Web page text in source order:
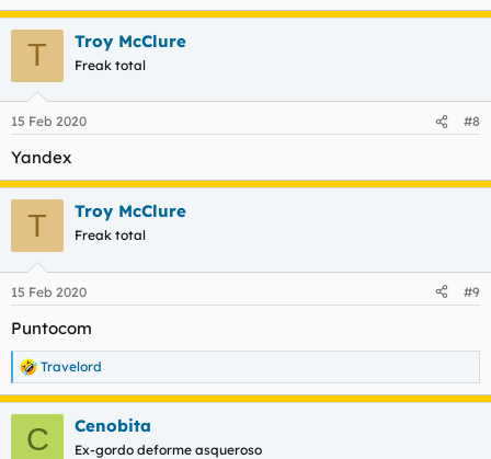
T Troy McClure
Freak total
15 Feb 2020 #8
Yandex
T Troy McClure
Freak total
15 Feb 2020 #9
Puntocom
R
e
a
Travelord
C Cenobita
Ex-gordo deforme asqueroso